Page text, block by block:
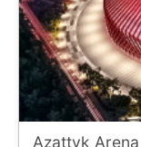
Azattyk Arena